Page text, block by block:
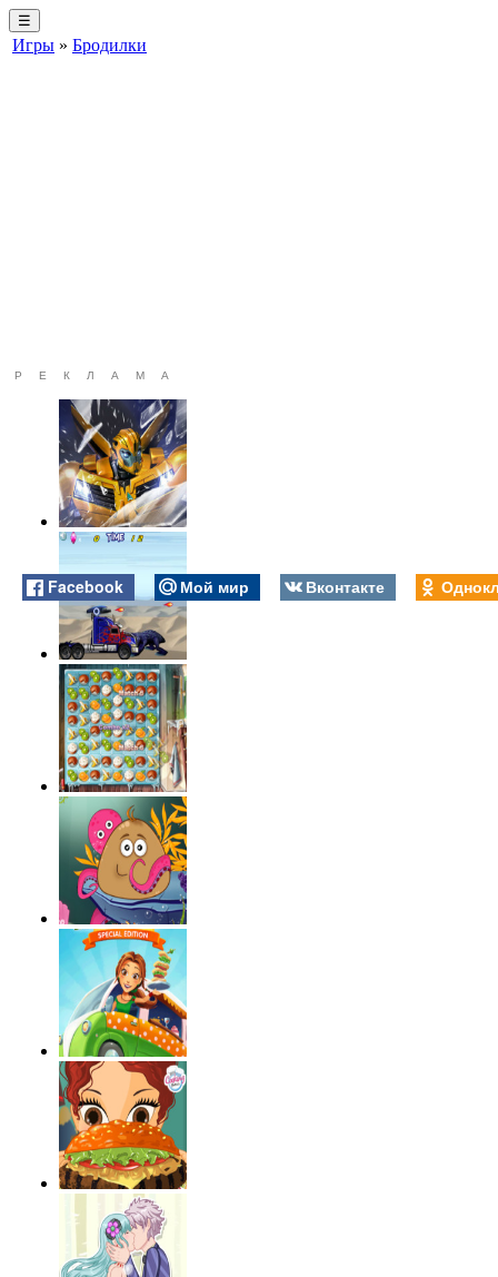
☰
Игры » Бродилки
РЕКЛАМА
Facebook Мой мир Вконтакте